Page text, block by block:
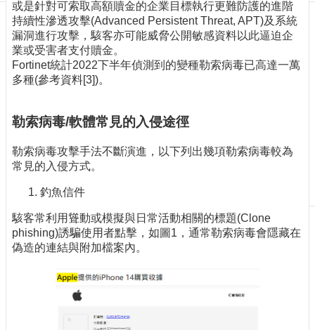
息
關
於
我
們
版
物
務
專
或是針對可索取高額贖金的企業目標執行更難防護的進階
持續性滲透攻擊(Advanced Persistent Threat, APT)及系統
漏洞進行攻擊，駭客亦可能威脅公開敏感資料以此逼迫企
業或受害者支付贖金。
Fortinet統計2022下半年偵測到的變種勒索病毒已高達一萬
多種(參考資料[3])。
勒索病毒/軟體常見的入侵途徑
勒索病毒攻擊手法不斷演進，以下列出幾項勒索病毒較為
常見的入侵方式。
釣魚信件
駭客常利用聳動或模擬與日常活動相關的標題(Clone
phishing)誘騙使用者點擊，如圖1，通常勒索病毒會隱藏在
偽造的連結與附加檔案內。